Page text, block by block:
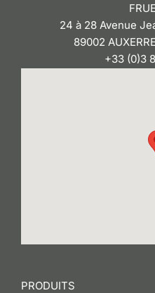
24 à 28 Avenue
89002
+33 (0)3
PRODUITS